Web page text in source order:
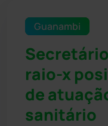
Guanambi
raio-x
de
sanitário